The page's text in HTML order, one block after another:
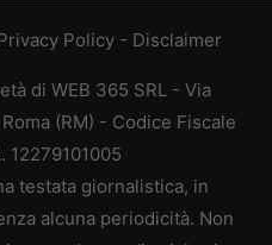
Policy - Disclaimer
di WEB 365 SRL - Via
(RM) - Codice Fiscale
12279101005
testata giornalistica, in
alcuna periodicità. Non